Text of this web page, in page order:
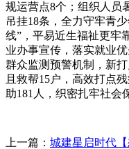
规运营点8个；组织人员
吊挂18条，全力守牢青
线”，平易近生福祉更牢
业办事宣传，落实就业
群众监测预警机制，新
且救帮15户，高效打点
助181人，织密扎牢社会
上一篇： 城建星启时代